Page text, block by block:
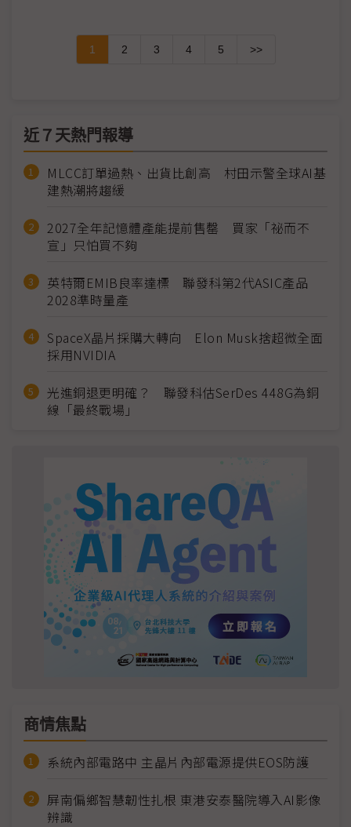
1 2 3 4 5 >>
近７天熱門報導
MLCC訂單過熱、出貨比創高 村田示警全球AI基
建熱潮將趨緩
2027全年記憶體產能提前售罄 買家「祕而不
宣」只怕買不夠
英特爾EMIB良率達標 聯發科第2代ASIC產品
2028準時量產
SpaceX晶片採購大轉向 Elon Musk捨超微全面
採用NVIDIA
光進銅退更明確？ 聯發科估SerDes 448G為銅
線「最終戰場」
商情焦點
系統內部電路中 主晶片內部電源提供EOS防護
屏南偏鄉智慧韌性扎根 東港安泰醫院導入AI影像
辨識